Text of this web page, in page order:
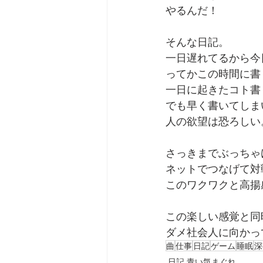
やるんだ！
そんな日記。
一日遅れてるから
ってかこの時間に
一日に起きたコト
でも早く書いてし
人の欲望は恐ろし
さっきまでぶっち
ネットでつなげて
このワクワクと高
この楽しい感覚と
ダメ社会人に向か
曲 仕事 日記ゲーム睡眠